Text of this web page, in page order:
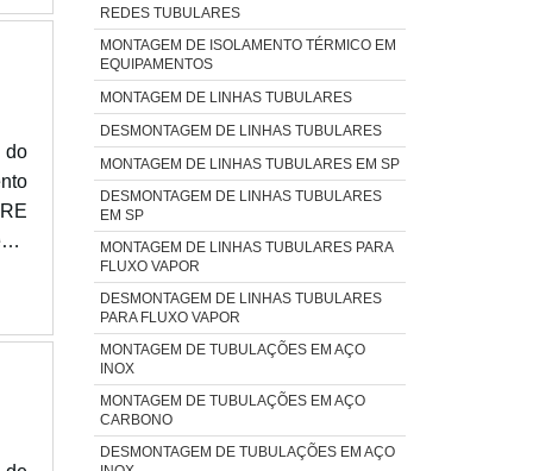
e
e
e
do
e
REDES TUBULARES
MONTAGEM DE ISOLAMENTO TÉRMICO EM
EQUIPAMENTOS
MONTAGEM DE LINHAS TUBULARES
DESMONTAGEM DE LINHAS TUBULARES
MONTAGEM DE LINHAS TUBULARES EM SP
DESMONTAGEM DE LINHAS TUBULARES
EM SP
MONTAGEM DE LINHAS TUBULARES PARA
FLUXO VAPOR
DESMONTAGEM DE LINHAS TUBULARES
PARA FLUXO VAPOR
MONTAGEM DE TUBULAÇÕES EM AÇO
INOX
MONTAGEM DE TUBULAÇÕES EM AÇO
CARBONO
DESMONTAGEM DE TUBULAÇÕES EM AÇO